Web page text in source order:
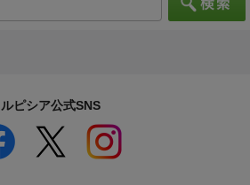
ルピシア公式SNS